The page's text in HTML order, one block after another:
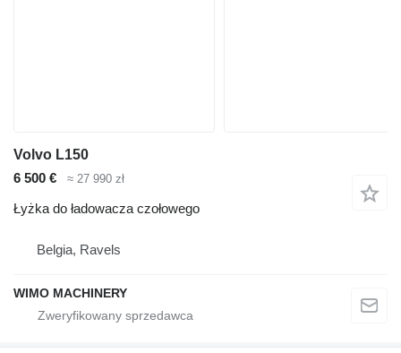
Volvo L150
6 500 €
≈ 27 990 zł
Łyżka do ładowacza czołowego
Belgia, Ravels
WIMO MACHINERY